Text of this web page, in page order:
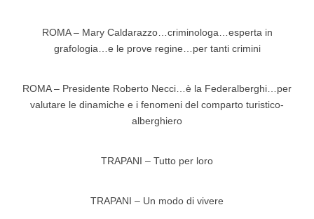
ROMA – Mary Caldarazzo…criminologa…esperta in
grafologia…e le prove regine…per tanti crimini
ROMA – Presidente Roberto Necci…è la Federalberghi…per
valutare le dinamiche e i fenomeni del comparto turistico-
alberghiero
TRAPANI – Tutto per loro
TRAPANI – Un modo di vivere